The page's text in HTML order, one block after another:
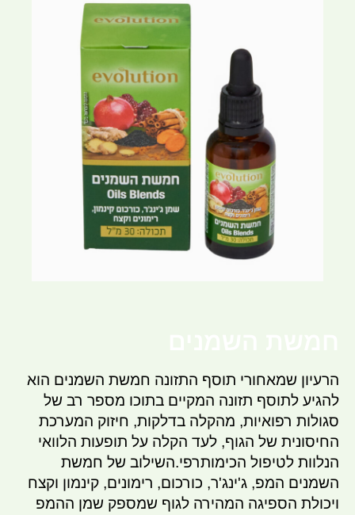
הרעיון שמאחורי תוסף התזונה חמשת השמנים הוא
להגיע לתוסף תזונה המקיים בתוכו מספר רב של
סגולות רפואיות, מהקלה בדלקות, חיזוק המערכת
החיסונית של הגוף, לעד הקלה על תופעות הלוואי
הנלוות לטיפול הכימותרפי.השילוב של חמשת
השמנים המפ, ג'ינג'ר, כורכום, רימונים, קינמון וקצח
ויכולת הספיגה המהירה לגוף שמספק שמן ההמפ